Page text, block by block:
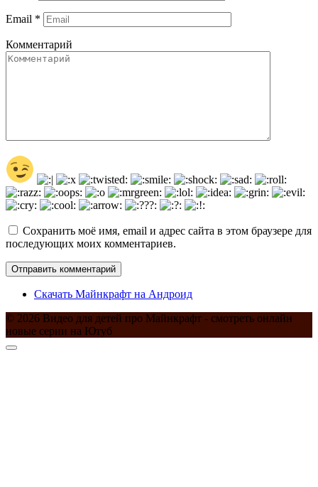
Email *
Комментарий
Сохранить моё имя, email и адрес сайта в этом браузере для
последующих моих комментариев.
Скачать Майнкрафт на Андроид
© 2026 Видео для детей про Майнкрафт - смотреть онлайн
новые серии на Ютуб